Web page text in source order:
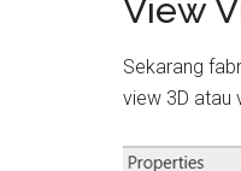
View
Sekarang
view 3D atau